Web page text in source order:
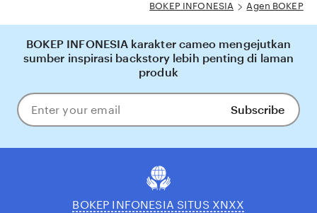
BOKEP INFONESIA
Agen BOKEP
BOKEP INFONESIA karakter cameo mengejutkan
sumber inspirasi backstory lebih penting di laman
produk
Enter
your
Subscribe
BOKEP INFONESIA SITUS XNXX